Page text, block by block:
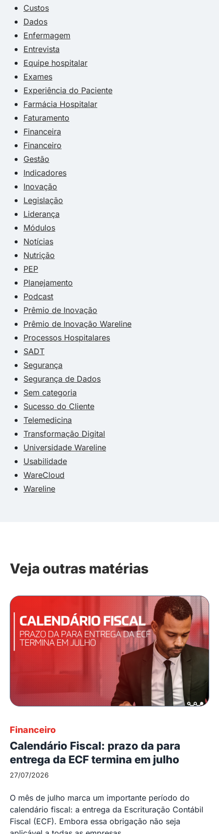
Custos
Dados
Enfermagem
Entrevista
Equipe hospitalar
Exames
Experiência do Paciente
Farmácia Hospitalar
Faturamento
Financeira
Financeiro
Gestão
Indicadores
Inovação
Legislação
Liderança
Módulos
Notícias
Nutrição
PEP
Planejamento
Podcast
Prêmio de Inovação
Prêmio de Inovação Wareline
Processos Hospitalares
SADT
Segurança
Segurança de Dados
Sem categoria
Sucesso do Cliente
Telemedicina
Transformação Digital
Universidade Wareline
Usabilidade
WareCloud
Wareline
Veja outras matérias
Financeiro
Calendário Fiscal: prazo da para
entrega da ECF termina em julho
27/07/2026
O mês de julho marca um importante período do
calendário fiscal: a entrega da Escrituração Contábil
Fiscal (ECF). Embora essa obrigação não seja